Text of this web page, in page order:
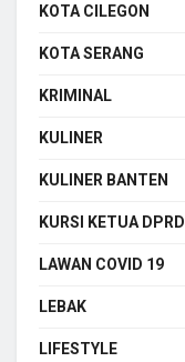
KOTA CILEGON
KOTA SERANG
KRIMINAL
KULINER
KULINER BANTEN
KURSI KETUA
LAWAN COVID 19
LEBAK
LIFESTYLE